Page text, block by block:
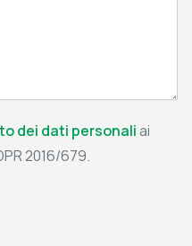
dei dati personaliai
2016/679.